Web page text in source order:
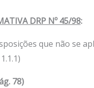
DRP Nº 45/98:
que não se
78)